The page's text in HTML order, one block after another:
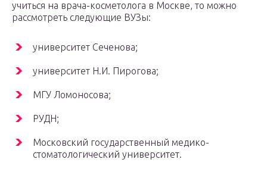
учиться на врача-косметолога в Москве, то можно
рассмотреть следующие ВУЗы:
университет Сеченова;
университет Н.И. Пирогова;
МГУ Ломоносова;
РУДН;
Московский государственный медико-
стоматологический университет.